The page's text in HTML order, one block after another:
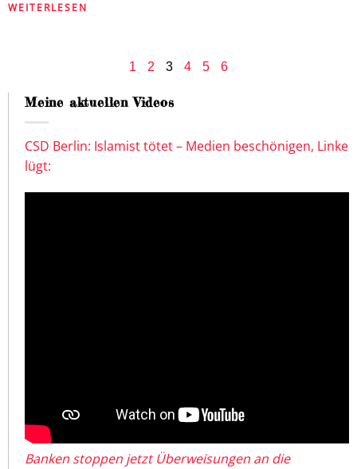
WEITERLESEN
1 2 3 4 5 6
Meine aktuellen Videos
CSD Berlin: Islamist tötet – Medien beschönigen, Linke
lügt:
Banken stoppen jetzt Überweisungen an die